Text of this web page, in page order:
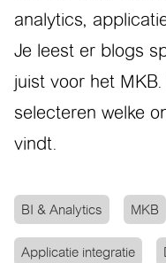
analytics,
Je leest er blogs
juist voor het
selecteren welke
vindt.
BI & Analytics MKB
Applicatie integratie